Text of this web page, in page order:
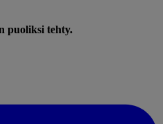
puoliksi tehty.